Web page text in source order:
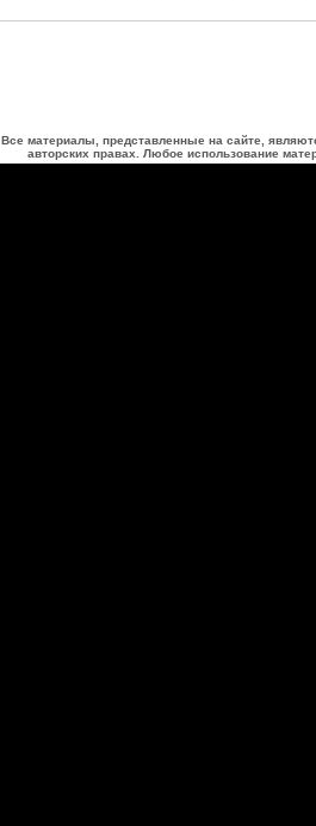
Все материалы, представленные на сайте,
авторских правах. Любое использование